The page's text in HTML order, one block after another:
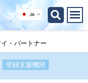
JA
・パートナー
登録支援機関